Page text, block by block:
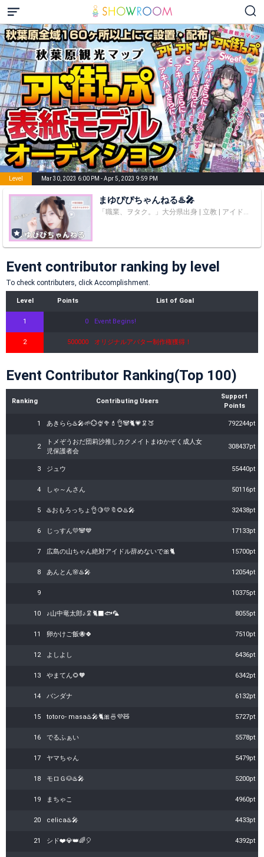
Level Mar 30, 2023 6:00 PM - Apr 5, 2023 9:59 PM
まゆぴぴちゃんねる♨️🎤
「職業、ヲタク。」大分県出身 | 立教 | アイドルプロデューサー | 作詞家 | YouTube「まゆぴぴちゃんねる」企画・編集 | オールナイトニッポン出演 | LARME掲載 | ネッツトヨタ大分CM 女子アイドルが大好きです🧸 リクエストにお答えして何でも歌います🎀 お話しすることが大好きなので初見さんも気軽にコメントしてください♪ YouTubeのチャンネル登録もしていただけると非常に嬉しいです！ ❤︎コメントはできる限り全て読みます！ ❤︎歌唱中のコメントは可能な限りリアクションします。 ❤︎応援は無理のない範囲でよろしくお願いします。 Twitter▶︎@mayuyun93 Instagram▶︎pipichan_pipigram TikTok▶︎pipichan_pipitok
Event contributor ranking by level
To check contributers, click Accomplishment.
Level Points List of Goal
1 0 Event Begins!
2 500000 オリジナルアバター制作権獲得！
Event Contributor Ranking(Top 100)
Ranking Contributing Users
Support
Points
1 あきらら♨️🎤🌱💮🍨🥦💄👌🐼🐈💗🦑🍑 792244pt
2
トメぞうおだ団莉沙推しカクメイトまゆかぞく成人女
児保護者会
308437pt
3 ジュウ 55440pt
4 しゃ～んさん 50116pt
5 ♨️おもろっちょ👌🍋💛🔖🌻♨️🎤 32438pt
6 じっすん💛🐼💙 17133pt
7 広島の山ちゃん絶対アイドル辞めないで🎀🐈 15700pt
8 あんとん🌸♨️🎤 12054pt
9 10375pt
10 ♪山中竜太郎♪🦑🐈‍⬛🐟🦜 8055pt
11 卵かけご飯🐝🍀 7510pt
12 よしよし 6436pt
13 やまてん🌻🧡 6342pt
14 バンダナ 6132pt
15 totoro- masa♨️🎤🐈️🎀🍜💜🧸 5727pt
16 でるふぁい 5578pt
17 ヤマちゃん 5479pt
18 モロＧ🐶♨️🎤 5200pt
19 まちゃこ 4960pt
20 celica♨️🎤 4433pt
21 シド❤️💎👑🌈🎈 4392pt